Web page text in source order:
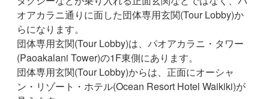
オアカラニ通りに面した団体専用玄関(Tour Lobby)か
らになります。
団体専用玄関(Tour Lobby)は、パオアカラニ・タワー
(Paoakalani Tower)の1F東側にあります。
団体専用玄関(Tour Lobby)からは、正面にオーシャ
ン・リゾート・ホテル(Ocean Resort Hotel Waikiki)が